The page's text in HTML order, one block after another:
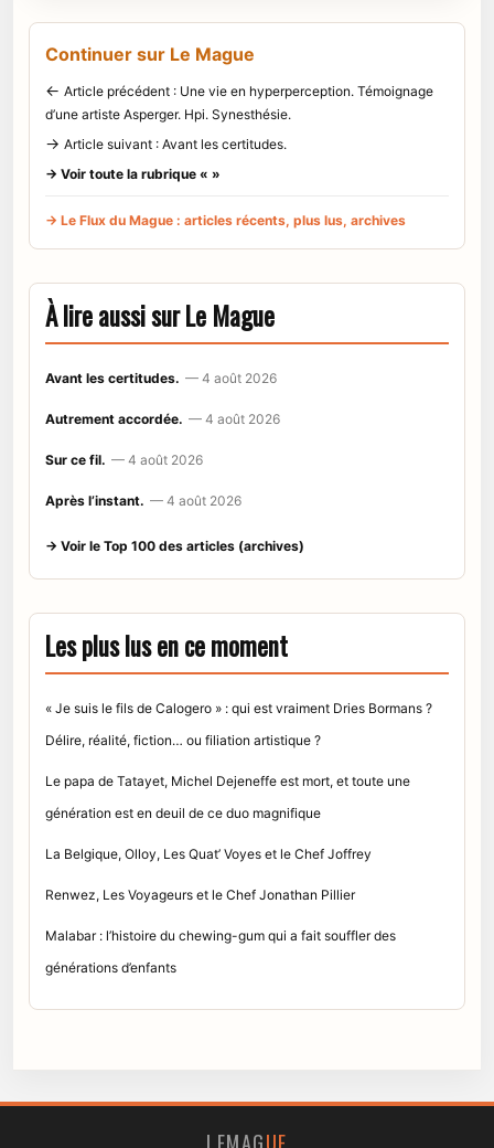
Continuer sur Le Mague
← Article précédent : Une vie en hyperperception. Témoignage
d’une artiste Asperger. Hpi. Synesthésie.
→ Article suivant : Avant les certitudes.
→ Voir toute la rubrique « »
→ Le Flux du Mague : articles récents, plus lus, archives
À lire aussi sur Le Mague
Avant les certitudes. — 4 août 2026
Autrement accordée. — 4 août 2026
Sur ce fil. — 4 août 2026
Après l’instant. — 4 août 2026
→ Voir le Top 100 des articles (archives)
Les plus lus en ce moment
« Je suis le fils de Calogero » : qui est vraiment Dries Bormans ?
Délire, réalité, fiction… ou filiation artistique ?
Le papa de Tatayet, Michel Dejeneffe est mort, et toute une
génération est en deuil de ce duo magnifique
La Belgique, Olloy, Les Quat’ Voyes et le Chef Joffrey
Renwez, Les Voyageurs et le Chef Jonathan Pillier
Malabar : l’histoire du chewing-gum qui a fait souffler des
générations d’enfants